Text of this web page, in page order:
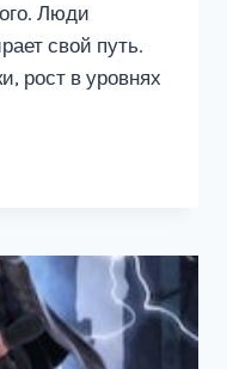
Люди
свой путь.
рост в уровнях